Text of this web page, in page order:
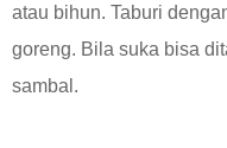
atau bihun. Taburi
goreng. Bila suka bisa
sambal.